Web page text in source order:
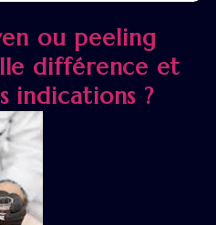
ou peeling
différence et
indications ?